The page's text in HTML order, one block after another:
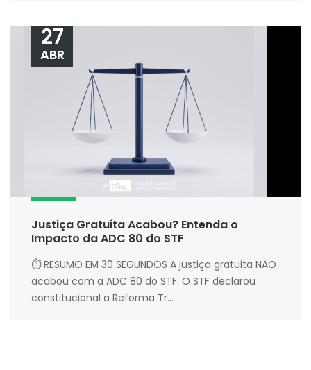
Justiça Gratuita Acabou? Entenda o
Impacto da ADC 80 do STF
27
ABR
⏱ RESUMO EM 30 SEGUNDOS A justiça gratuita NÃO
acabou com a ADC 80 do STF. O STF declarou
constitucional a Reforma Tr...